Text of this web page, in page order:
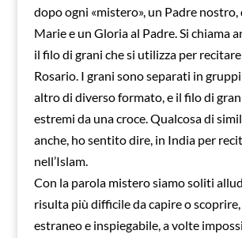
dopo ogni «mistero», un Padre nostro,
Marie e un Gloria al Padre. Si chiama
il filo di grani che si utilizza per
Rosario. I grani sono separati in
altro di diverso formato, e il filo di
estremi da una croce. Qualcosa di
anche, ho sentito dire, in India per
nell’Islam.
Con la parola mistero siamo soliti
risulta più difficile da capire o scoprire,
estraneo e inspiegabile, a volte